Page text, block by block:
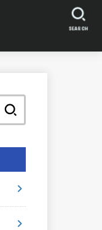
SEARCH